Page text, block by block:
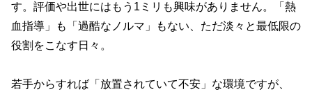
す。評価や出世にはもう1ミリも興味がありません。「熱
血指導」も「過酷なノルマ」もない、ただ淡々と最低限の
役割をこなす日々。
若手からすれば「放置されていて不安」な環境ですが、